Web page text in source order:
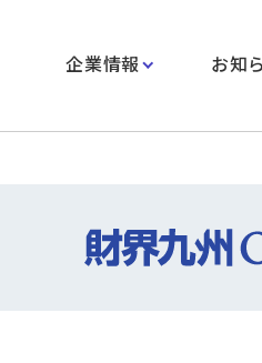
企業情報 お知